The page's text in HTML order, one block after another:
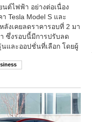
ต์ไฟฟ้า อย่างต่อเนื่อง
Tesla Model S และ
ลังเคยลดราคารอบที่ 2 มา
ซึ่งรอบนี้มีการปรับลด
และออปชั่นที่เลือก โดยผู้